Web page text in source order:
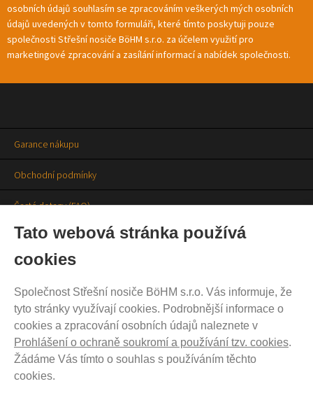
Tato webová stránka používá
cookies
Společnost Střešní nosiče BöHM s.r.o. Vás informuje, že
tyto stránky využívají cookies. Podrobnější informace o
cookies a zpracování osobních údajů naleznete v
Prohlášení o ochraně soukromí a používání tzv. cookies.
Žádáme Vás tímto o souhlas s používáním těchto
cookies.
osobních údajů souhlasím se zpracováním veškerých mých osobních
údajů uvedených v tomto formuláři, které tímto poskytuji pouze
společnosti Střešní nosiče BöHM s.r.o. za účelem využití pro
marketingové zpracování a zasílání informací a nabídek společnosti.
Garance nákupu
Obchodní podmínky
Časté dotazy (FAQ)
Prodejny
Aktuality
Kontakty
Ochrana soukromí
Cookies nastavení